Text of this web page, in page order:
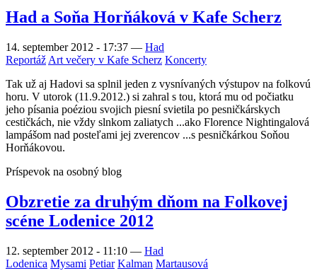
Had a Soňa Horňáková v Kafe Scherz
14. september 2012 - 17:37 — Had
Reportáž Art večery v Kafe Scherz Koncerty
Tak už aj Hadovi sa splnil jeden z vysnívaných výstupov na folkovú
horu. V utorok (11.9.2012.) si zahral s tou, ktorá mu od počiatku
jeho písania poéziou svojich piesní svietila po pesničkárskych
cestičkách, nie vždy slnkom zaliatych ...ako Florence Nightingalová
lampášom nad posteľami jej zverencov ...s pesničkárkou Soňou
Horňákovou.
Príspevok na osobný blog
Obzretie za druhým dňom na Folkovej
scéne Lodenice 2012
12. september 2012 - 11:10 — Had
Lodenica Mysami Petiar Kalman Martausová